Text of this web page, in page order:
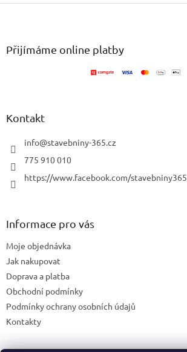
Z
Přijímáme online platby
Kontakt
info@stavebniny-365.cz
775 910 010
https://www.facebook.com/stavebniny365
Informace pro vás
Moje objednávka
Jak nakupovat
Doprava a platba
Obchodní podmínky
Podmínky ochrany osobních údajů
Kontakty